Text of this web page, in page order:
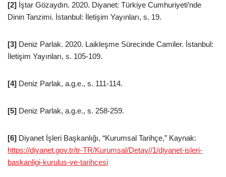
[2] İştar Gözaydın. 2020. Diyanet: Türkiye Cumhuriyeti’nde
Dinin Tanzimi. İstanbul: İletişim Yayınları, s. 19.
[3] Deniz Parlak. 2020. Laikleşme Sürecinde Camiler. İstanbul:
İletişim Yayınları, s. 105-109.
[4] Deniz Parlak, a.g.e., s. 111-114.
[5] Deniz Parlak, a.g.e., s. 258-259.
[6] Diyanet İşleri Başkanlığı, “Kurumsal Tarihçe,” Kaynak:
https://diyanet.gov.tr/tr-TR/Kurumsal/Detay//1/diyanet-isleri-
baskanligi-kurulus-ve-tarihcesi